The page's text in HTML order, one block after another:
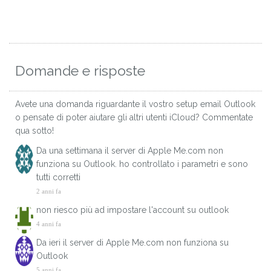
Domande e risposte
Avete una domanda riguardante il vostro setup email Outlook
o pensate di poter aiutare gli altri utenti iCloud? Commentate
qua sotto!
Da una settimana il server di Apple Me.com non
funziona su Outlook. ho controllato i parametri e sono
tutti corretti
2 anni fa
non riesco più ad impostare l'account su outlook
4 anni fa
Da ieri il server di Apple Me.com non funziona su
Outlook